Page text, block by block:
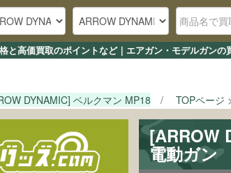
と高価買取のポイントなど｜エアガン・モデルガン
DYNAMIC] ベルクマン MP18 TOPページ
[ARROW
電動ガン